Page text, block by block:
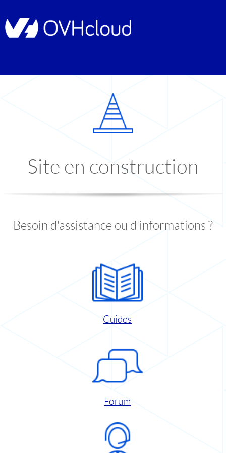
Site en construction
Besoin d'assistance ou d'informations ?
Guides
Forum